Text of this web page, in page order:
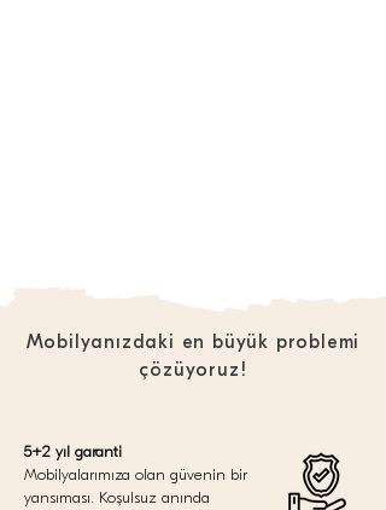
Mobilyanızdaki en büyük problemi
çözüyoruz!
5+2 yıl garanti
Mobilyalarımıza olan güvenin bir
yansıması. Koşulsuz anında